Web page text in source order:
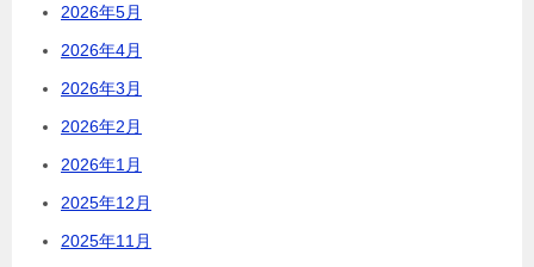
2026年5月
2026年4月
2026年3月
2026年2月
2026年1月
2025年12月
2025年11月